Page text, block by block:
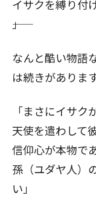
イサクを縛り付
――」
なんと酷い物語
は続きがあります
「まさにイサ
天使を遣わして
信仰心が本物で
孫（ユダヤ人）
い」